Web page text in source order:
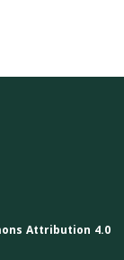
Attribution 4.0